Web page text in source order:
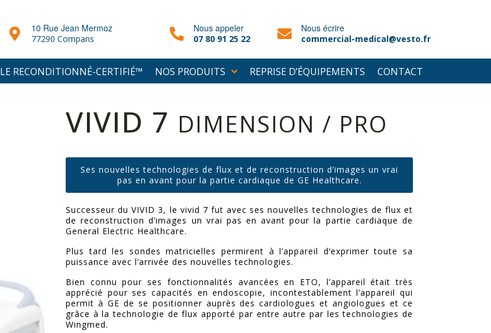
10 Rue Jean Mermoz
77290 Compans
Nous appeler
07 80 91 25 22
Nous écrire
commercial-medical@vesto.fr
LE RECONDITIONNÉ-CERTIFIÉ™ NOS PRODUITS REPRISE D’ÉQUIPEMENTS CONTACT
VIVID 7 DIMENSION / PRO
Ses nouvelles technologies de flux et de reconstruction d’images un vrai
pas en avant pour la partie cardiaque de GE Healthcare.
Successeur du VIVID 3, le vivid 7 fut avec ses nouvelles technologies de flux et
de reconstruction d’images un vrai pas en avant pour la partie cardiaque de
General Electric Healthcare.
Plus tard les sondes matricielles permirent à l’appareil d’exprimer toute sa
puissance avec l’arrivée des nouvelles technologies.
Bien connu pour ses fonctionnalités avancées en ETO, l’appareil était très
apprécié pour ses capacités en endoscopie, incontestablement l’appareil qui
permit à GE de se positionner auprès des cardiologues et angiologues et ce
grâce à la technologie de flux apporté par entre autre par les technologies de
Wingmed.